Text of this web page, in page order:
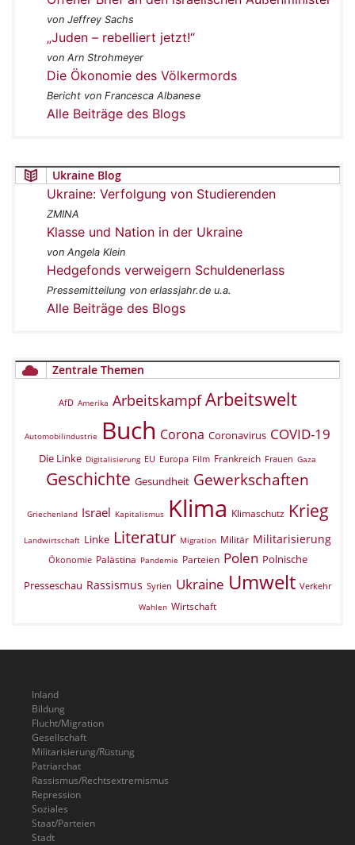
von Jeffrey Sachs
„Juden – rebelliert jetzt!“
von Arn Strohmeyer
Die Ökonomie des Völkermords
Bericht von Francesca Albanese
Alle Beiträge des Blogs
Ukraine Blog
Ukraine: Verfolgung von Studierenden
ZMINA
Klasse und Nation in der Ukraine
von Angela Klein
Hedgefonds verweigern Schuldenerlass
Pressemitteilung von erlassjahr.de u.a.
Alle Beiträge des Blogs
Zentrale Themen
AfD Amerika Arbeitskampf Arbeitswelt
Automobilindustrie Buch Corona Coronavirus COVID-19
Die Linke Digitalisierung EU Europa Film Frankreich Frauen Gaza
Geschichte Gesundheit Gewerkschaften
Griechenland Israel Kapitalismus Klima Klimaschutz Krieg
Landwirtschaft Linke Literatur Migration Militär Militarisierung
Ökonomie Palästina Pandemie Parteien Polen Polnische
Presseschau Rassismus Syrien Ukraine Umwelt Verkehr
Wahlen Wirtschaft
Inland
Bildung
Flucht/Migration
Gesellschaft
Militarisierung/Rüstung
Patriarchat
Rassismus/Rechtsextremismus
Repression
Soziales
Staat/Parteien
Stadt